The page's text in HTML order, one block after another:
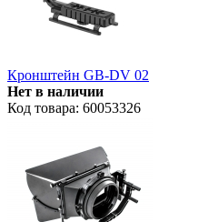
Кронштейн GB-DV 02
Нет в наличии
Код товара: 60053326